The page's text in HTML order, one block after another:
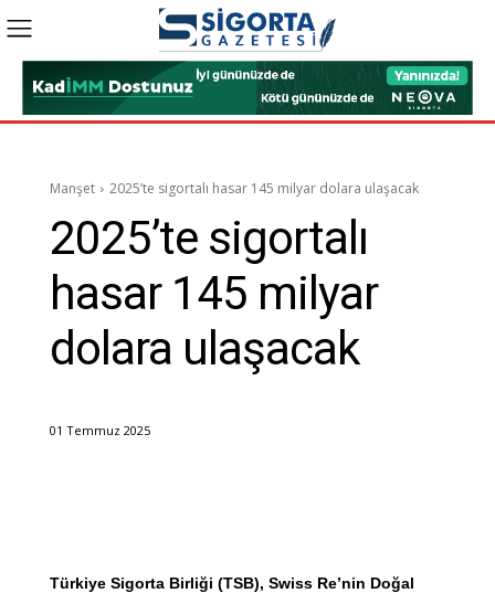
Manşet 2025’te sigortalı hasar 145 milyar dolara ulaşacak
2025’te sigortalı
hasar 145 milyar
dolara ulaşacak
01 Temmuz 2025
Türkiye Sigorta Birliği (TSB), Swiss Re’nin Doğal